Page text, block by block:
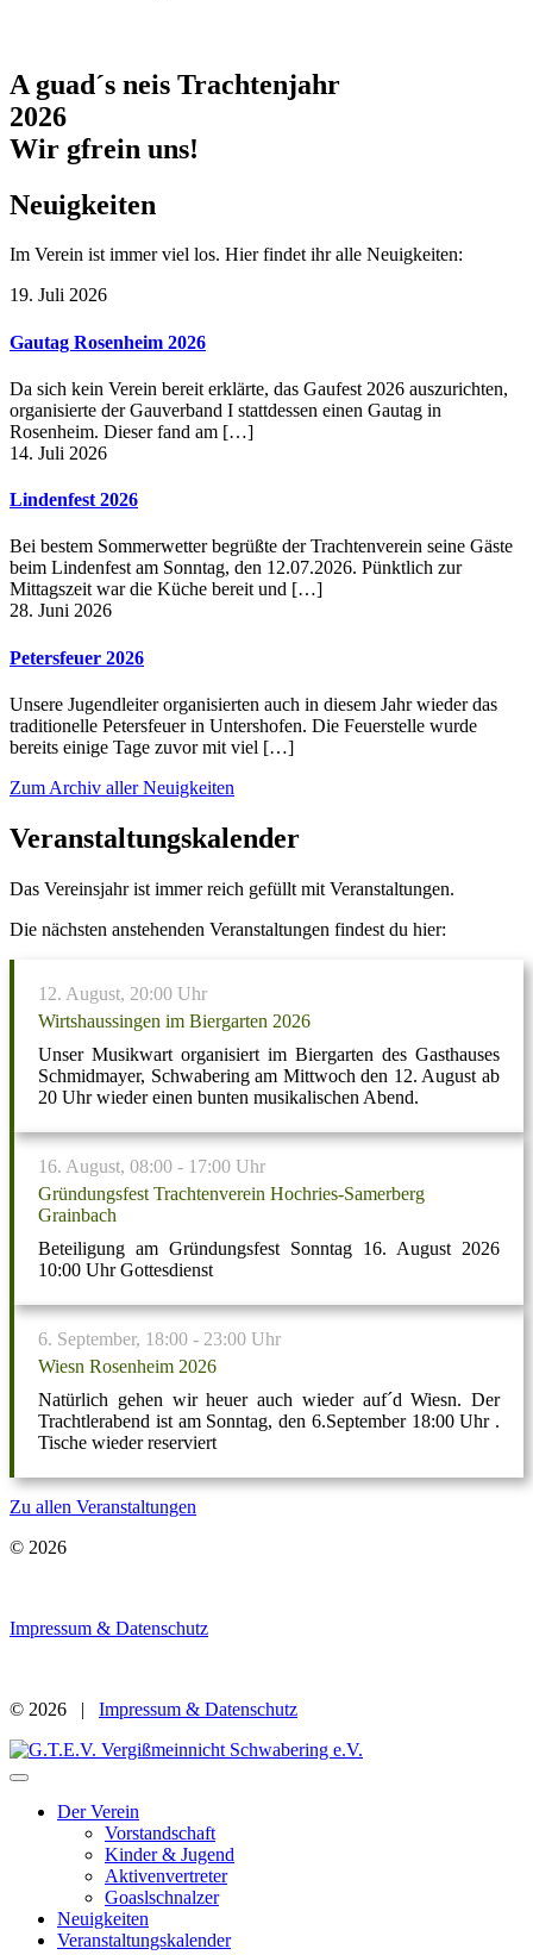
A guad´s neis Trachtenjahr
2026
Wir gfrein uns!
Neuigkeiten
Im Verein ist immer viel los. Hier findet ihr alle Neuigkeiten:
19. Juli 2026
Gautag Rosenheim 2026
Da sich kein Verein bereit erklärte, das Gaufest 2026 auszurichten,
organisierte der Gauverband I stattdessen einen Gautag in
Rosenheim. Dieser fand am […]
14. Juli 2026
Lindenfest 2026
Bei bestem Sommerwetter begrüßte der Trachtenverein seine Gäste
beim Lindenfest am Sonntag, den 12.07.2026. Pünktlich zur
Mittagszeit war die Küche bereit und […]
28. Juni 2026
Petersfeuer 2026
Unsere Jugendleiter organisierten auch in diesem Jahr wieder das
traditionelle Petersfeuer in Untershofen. Die Feuerstelle wurde
bereits einige Tage zuvor mit viel […]
Zum Archiv aller Neuigkeiten
Veranstaltungskalender
Das Vereinsjahr ist immer reich gefüllt mit Veranstaltungen.
Die nächsten anstehenden Veranstaltungen findest du hier:
12. August, 20:00 Uhr
Wirtshaussingen im Biergarten 2026
Unser Musikwart organisiert im Biergarten des Gasthauses
Schmidmayer, Schwabering am Mittwoch den 12. August ab
20 Uhr wieder einen bunten musikalischen Abend.
16. August, 08:00 - 17:00 Uhr
Gründungsfest Trachtenverein Hochries-Samerberg
Grainbach
Beteiligung am Gründungsfest Sonntag 16. August 2026
10:00 Uhr Gottesdienst
6. September, 18:00 - 23:00 Uhr
Wiesn Rosenheim 2026
Natürlich gehen wir heuer auch wieder auf´d Wiesn. Der
Trachtlerabend ist am Sonntag, den 6.September 18:00 Uhr .
Tische wieder reserviert
Zu allen Veranstaltungen
© 2026
Impressum & Datenschutz
© 2026 | Impressum & Datenschutz
Der Verein
Vorstandschaft
Kinder & Jugend
Aktivenvertreter
Goaslschnalzer
Neuigkeiten
Veranstaltungskalender